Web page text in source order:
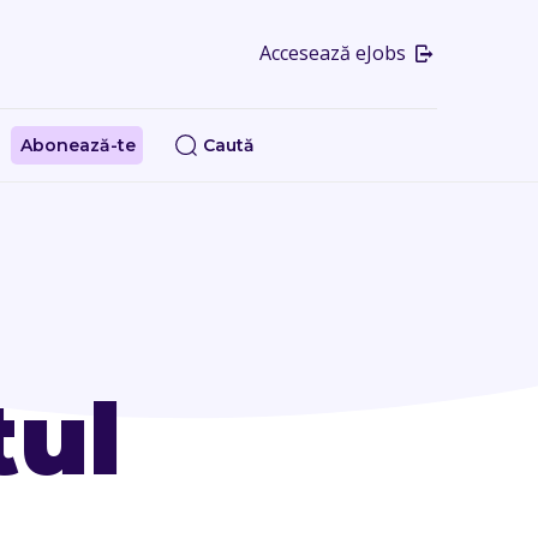
Accesează eJobs
Abonează-te Caută